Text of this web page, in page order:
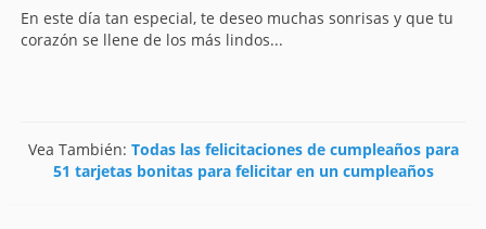
En este día tan especial, te deseo muchas sonrisas y que tu
corazón se llene de los más lindos...
Vea También: Todas las felicitaciones de cumpleaños para
51 tarjetas bonitas para felicitar en un cumpleaños